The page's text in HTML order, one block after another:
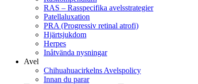
RAS – Rasspecifika avelsstrategier
Patellaluxation
PRA (Progressiv retinal atrofi)
Hjärtsjukdom
Herpes
Inåtvända nysningar
Avel
Chihuahuacirkelns Avelspolicy
Innan du parar